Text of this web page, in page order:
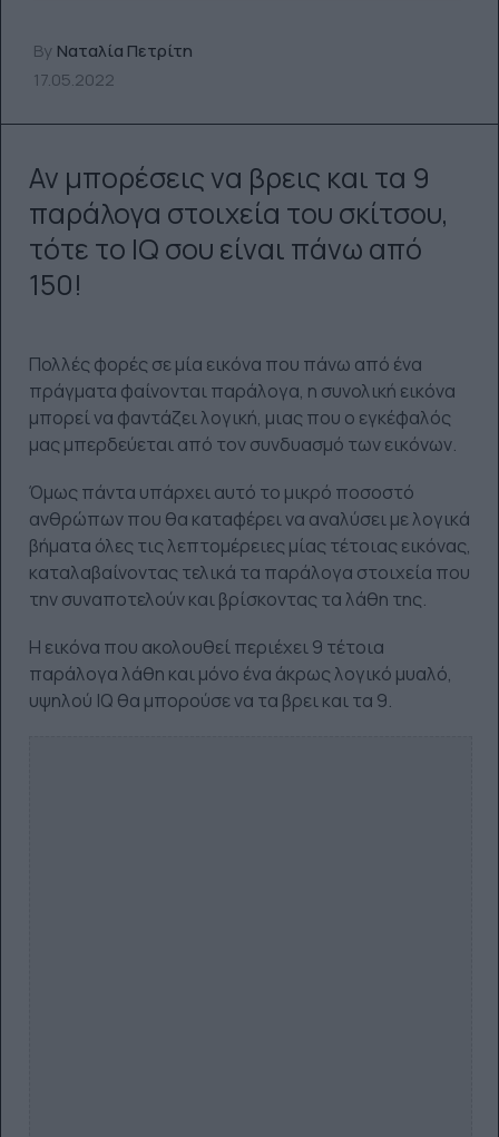
By Ναταλία Πετρίτη
17.05.2022
Αν μπορέσεις να βρεις και τα 9
παράλογα στοιχεία του σκίτσου,
τότε το IQ σου είναι πάνω από
150!
Πολλές φορές σε μία εικόνα που πάνω από ένα
πράγματα φαίνονται παράλογα, η συνολική εικόνα
μπορεί να φαντάζει λογική, μιας που ο εγκέφαλός
μας μπερδεύεται από τον συνδυασμό των εικόνων.
Όμως πάντα υπάρχει αυτό το μικρό ποσοστό
ανθρώπων που θα καταφέρει να αναλύσει με λογικά
βήματα όλες τις λεπτομέρειες μίας τέτοιας εικόνας,
καταλαβαίνοντας τελικά τα παράλογα στοιχεία που
την συναποτελούν και βρίσκοντας τα λάθη της.
Η εικόνα που ακολουθεί περιέχει 9 τέτοια
παράλογα λάθη και μόνο ένα άκρως λογικό μυαλό,
υψηλού IQ θα μπορούσε να τα βρει και τα 9.